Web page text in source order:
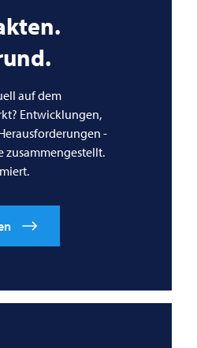
auf dem
Entwicklungen,
-
zusammengestellt.